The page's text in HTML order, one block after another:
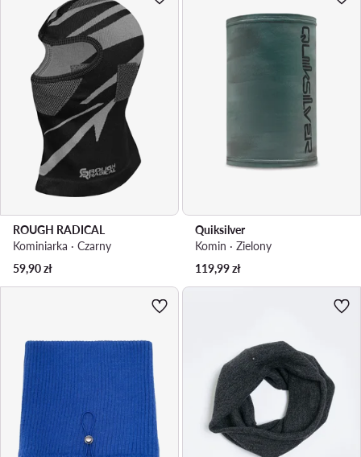
ROUGH RADICAL
Kominiarka · Czarny
59,90zł
Quiksilver
Komin · Zielony
119,99zł